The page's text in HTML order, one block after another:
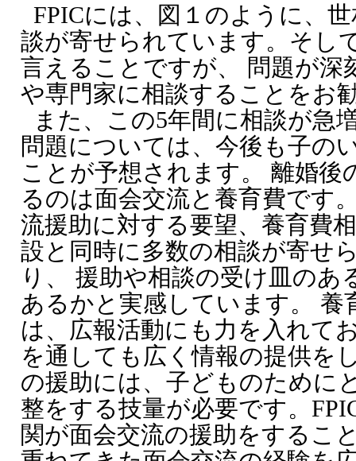
FPICには、図１のように、
談が寄せられています。そし
言えることですが、 問題が深
や専門家に相談することをお
また、この5年間に相談が急
問題については、今後も子の
ことが予想されます。 離婚後
るのは面会交流と養育費です
流援助に対する要望、養育費
設と同時に多数の相談が寄せ
り、 援助や相談の受け皿のあ
あるかと実感しています。 養
は、広報活動にも力を入れて
を通しても広く情報の提供を
の援助には、子どものために
整をする技量が必要です。
関が面会交流の援助をするこ